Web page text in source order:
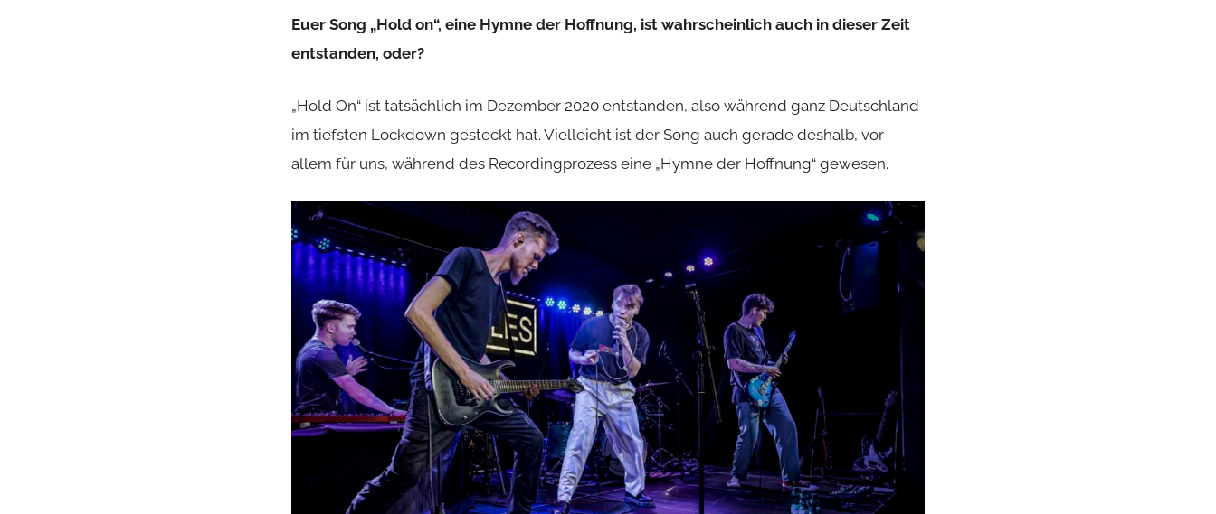
Euer Song „Hold on“, eine Hymne der Hoffnung, ist wahrscheinlich auch in dieser Zeit
entstanden, oder?
„Hold On“ ist tatsächlich im Dezember 2020 entstanden, also während ganz Deutschland
im tiefsten Lockdown gesteckt hat. Vielleicht ist der Song auch gerade deshalb, vor
allem für uns, während des Recordingprozess eine „Hymne der Hoffnung“ gewesen.